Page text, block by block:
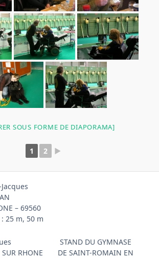
SOUS FORME DE DIAPORAMA]
1 2 ►
– 69560
: 25 m, 50 m
RHONE
STAND DU GYMNASE
DE SAINT-ROMAIN EN